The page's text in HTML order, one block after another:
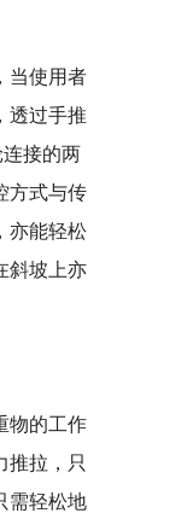
当使用者
透过手推
接的两
方式与传
亦能轻松
斜坡上亦
物的工作
推拉，只
需轻松地